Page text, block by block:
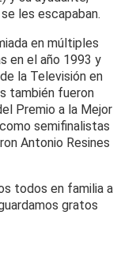
les escapaban.
en múltiples
en el año 1993 y
la Televisión en
también fueron
Premio a la Mejor
semifinalistas
Antonio Resines
todos en familia a
gratos